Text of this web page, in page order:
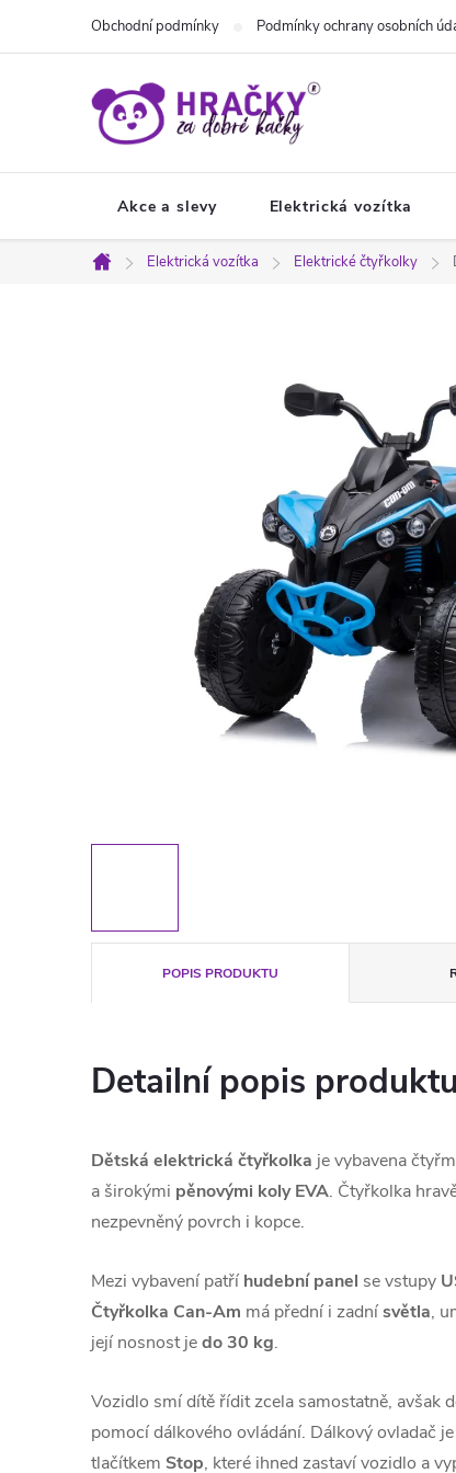
Obchodní podmínky Podmínky ochrany osobních
Akce a slevy Elektrická vozítka
Domů
Elektrická vozítka Elektrické čtyřkolky
POPIS PRODUKTU
Detailní popis produktu
Dětská elektrická čtyřkolka je vybavena
a širokými pěnovými koly EVA. Čtyřkolka
nezpevněný povrch i kopce.
Mezi vybavení patří hudební panel se vstupy
Čtyřkolka Can-Am má přední i zadnísvětla,
její nosnost jedo 30 kg.
Vozidlo smí dítě řídit zcela samostatně, avšak
pomocí dálkového ovládání. Dálkový ovladač
tlačítkem Stop, které ihned zastaví vozidlo a